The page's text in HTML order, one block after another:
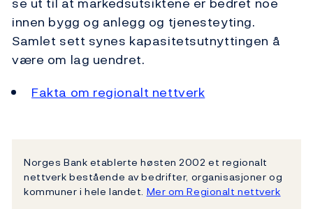
innen bygg og anlegg og tjenesteyting.
Samlet sett synes kapasitetsutnyttingen å
være om lag uendret.
Fakta om regionalt nettverk
Norges Bank etablerte høsten 2002 et regionalt
nettverk bestående av bedrifter, organisasjoner og
kommuner i hele landet. Mer om Regionalt nettverk